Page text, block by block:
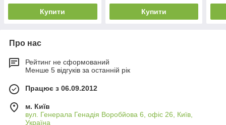
Купити Купити
Про нас
Рейтинг не сформований
Менше 5 відгуків за останній рік
Працює з 06.09.2012
м. Київ
вул. Генерала Генадія Воробйова 6, офіс 26, Київ,
Україна